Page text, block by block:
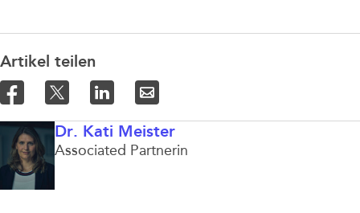
Artikel teilen
Dr. Kati Meister
Associated Partnerin